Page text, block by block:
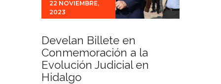
Contacto
22 NOVIEMBRE,
2023
Develan Billete en
Conmemoración a la
Evolución Judicial en
Hidalgo